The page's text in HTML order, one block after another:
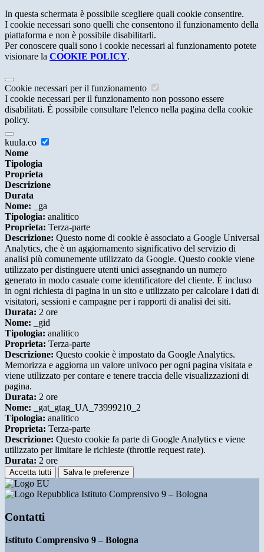
In questa schermata è possibile scegliere quali cookie consentire.
I cookie necessari sono quelli che consentono il funzionamento della
piattaforma e non è possibile disabilitarli.
Per conoscere quali sono i cookie necessari al funzionamento potete
visionare la COOKIE POLICY.
Cookie necessari per il funzionamento
I cookie necessari per il funzionamento non possono essere
disabilitati. È possibile consultare l'elenco nella pagina della cookie
policy.
kuula.co
Nome
Tipologia
Proprieta
Descrizione
Durata
Nome: _ga
Tipologia: analitico
Proprieta: Terza-parte
Descrizione: Questo nome di cookie è associato a Google Universal
Analytics, che è un aggiornamento significativo del servizio di
analisi più comunemente utilizzato da Google. Questo cookie viene
utilizzato per distinguere utenti unici assegnando un numero
generato in modo casuale come identificatore del cliente. È incluso
in ogni richiesta di pagina in un sito e utilizzato per calcolare i dati di
visitatori, sessioni e campagne per i rapporti di analisi dei siti.
Durata: 2 ore
Nome: _gid
Tipologia: analitico
Proprieta: Terza-parte
Descrizione: Questo cookie è impostato da Google Analytics.
Memorizza e aggiorna un valore univoco per ogni pagina visitata e
viene utilizzato per contare e tenere traccia delle visualizzazioni di
pagina.
Durata: 2 ore
Nome: _gat_gtag_UA_73999210_2
Tipologia: analitico
Proprieta: Terza-parte
Descrizione: Questo cookie fa parte di Google Analytics e viene
utilizzato per limitare le richieste (throttle request rate).
Durata: 2 ore
Accetta tutti Salva le preferenze
Istituto Comprensivo 9 – Bologna
Contatti
Istituto Comprensivo 9 – Bologna